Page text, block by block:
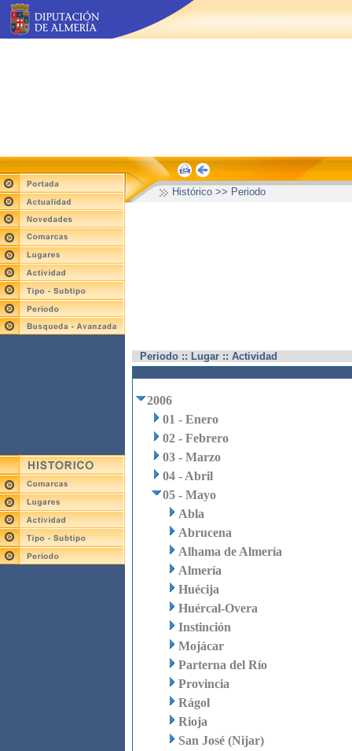
Histórico >> Periodo
Periodo :: Lugar :: Actividad
2006
01 - Enero
02 - Febrero
03 - Marzo
04 - Abril
05 - Mayo
Abla
Abrucena
Alhama de Almería
Almería
Huécija
Huércal-Overa
Instinción
Mojácar
Parterna del Río
Provincia
Rágol
Rioja
San José (Nijar)